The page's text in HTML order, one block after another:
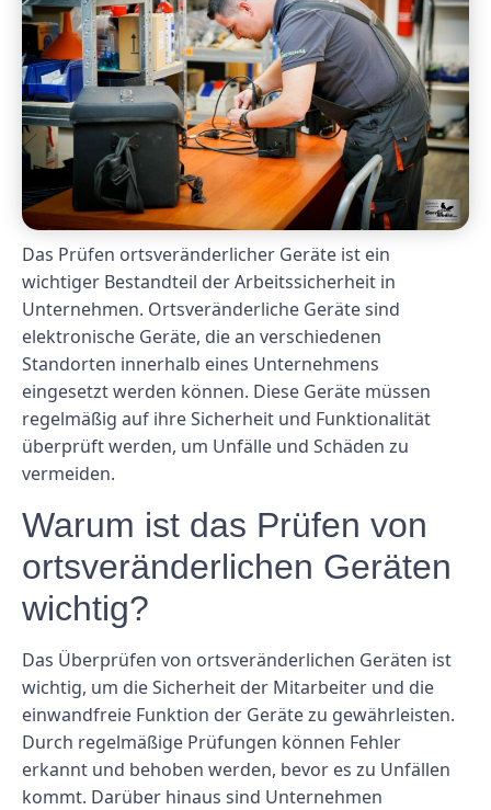
Das Prüfen ortsveränderlicher Geräte ist ein
wichtiger Bestandteil der Arbeitssicherheit in
Unternehmen. Ortsveränderliche Geräte sind
elektronische Geräte, die an verschiedenen
Standorten innerhalb eines Unternehmens
eingesetzt werden können. Diese Geräte müssen
regelmäßig auf ihre Sicherheit und Funktionalität
überprüft werden, um Unfälle und Schäden zu
vermeiden.
Warum ist das Prüfen von
ortsveränderlichen Geräten
wichtig?
Das Überprüfen von ortsveränderlichen Geräten ist
wichtig, um die Sicherheit der Mitarbeiter und die
einwandfreie Funktion der Geräte zu gewährleisten.
Durch regelmäßige Prüfungen können Fehler
erkannt und behoben werden, bevor es zu Unfällen
kommt. Darüber hinaus sind Unternehmen